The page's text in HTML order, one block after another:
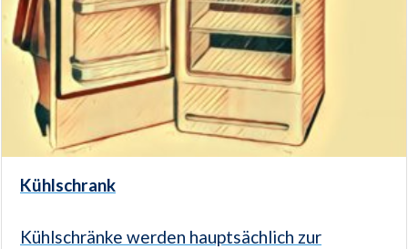
Kühlschrank
Kühlschränke werden hauptsächlich zur